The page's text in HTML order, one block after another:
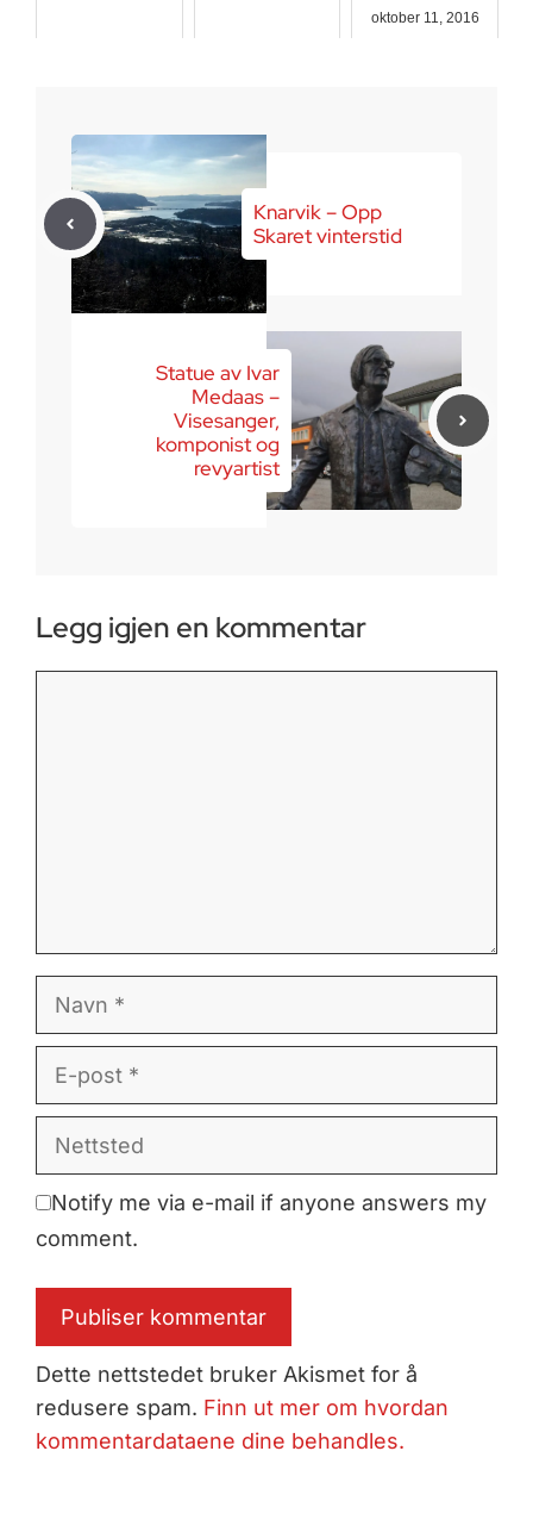
oktober 11, 2016
Knarvik – Opp
Skaret vinterstid
Statue av Ivar
Medaas –
Visesanger,
komponist og
revyartist
Legg igjen en kommentar
post
Notify me via e-mail if anyone answers my
comment.
Dette nettstedet bruker Akismet for å
redusere spam. Finn ut mer om hvordan
kommentardataene dine behandles.